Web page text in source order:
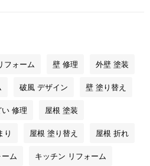
フォーム 壁 修理 外壁 塗装
破風 デザイン 壁 塗り替え
修理 屋根 塗装
り 屋根 塗り替え 屋根 折れ
ム キッチン リフォーム